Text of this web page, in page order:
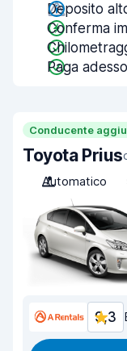
Deposito
Conferma
Paga adesso
Conducente
Toyota Prius
Automatico
9,3